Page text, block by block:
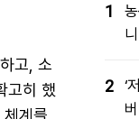
고, 소
고히 했
계를
1
2 ‘